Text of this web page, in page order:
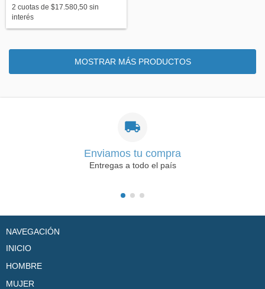
2 cuotas de $17.580,50 sin
interés
MOSTRAR MÁS PRODUCTOS
Enviamos tu compra
Entregas a todo el país
NAVEGACIÓN
INICIO
HOMBRE
MUJER